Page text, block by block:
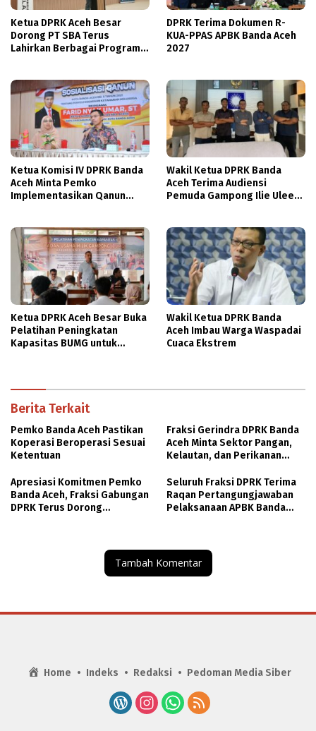
Ketua DPRK Aceh Besar
Dorong PT SBA Terus
Lahirkan Berbagai Program
DPRK Terima Dokumen R-
KUA-PPAS APBK Banda Aceh
2027
Ketua Komisi IV DPRK Banda
Aceh Minta Pemko
Implementasikan Qanun
Wakil Ketua DPRK Banda
Aceh Terima Audiensi
Pemuda Gampong Ilie Ulee
Ketua DPRK Aceh Besar Buka
Pelatihan Peningkatan
Kapasitas BUMG untuk
Wakil Ketua DPRK Banda
Aceh Imbau Warga Waspadai
Cuaca Ekstrem
Berita Terkait
Pemko Banda Aceh Pastikan
Koperasi Beroperasi Sesuai
Ketentuan
Fraksi Gerindra DPRK Banda
Aceh Minta Sektor Pangan,
Kelautan, dan Perikanan
Apresiasi Komitmen Pemko
Banda Aceh, Fraksi Gabungan
DPRK Terus Dorong
Seluruh Fraksi DPRK Terima
Raqan Pertangungjawaban
Pelaksanaan APBK Banda
Tambah Komentar
Home Indeks Redaksi Pedoman Media Siber